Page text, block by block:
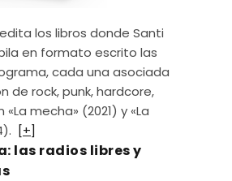
los libros donde Santi
en formato escrito las
cada una asociada
de rock, punk, hardcore,
mecha» (2021) y «La
[+]
las radios libres y